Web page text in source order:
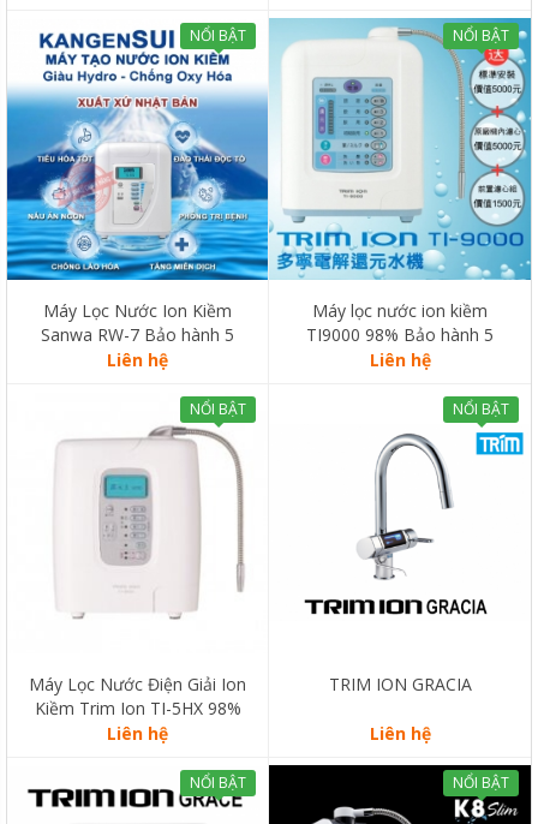
NỔI BẬT
Máy Lọc Nước Ion Kiềm
Sanwa RW-7 Bảo hành 5
năm
Liên hệ
NỔI BẬT
Máy lọc nước ion kiềm
TI9000 98% Bảo hành 5
năm
Liên hệ
NỔI BẬT
Máy Lọc Nước Điện Giải Ion
Kiềm Trim Ion TI-5HX 98%
BẢO HÀNH 5 NĂM
Liên hệ
NỔI BẬT
TRIM ION GRACIA
Liên hệ
NỔI BẬT NỔI BẬT